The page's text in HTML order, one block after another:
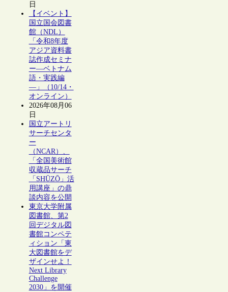
日
【イベント】
国立国会図書
館（NDL）
「令和8年度
アジア資料書
誌作成セミナ
ー―ベトナム
語・実践編
―」（10/14・
オンライン）
2026年08月06
日
国立アートリ
サーチセンタ
ー
（NCAR）、
「全国美術館
収蔵品サーチ
「SHŪZŌ」活
用講座」の鼎
談内容を公開
東京大学附属
図書館、第2
回デジタル図
書館コンペテ
ィション「東
大図書館をデ
ザインせよ！
Next Library
Challenge
2030」を開催